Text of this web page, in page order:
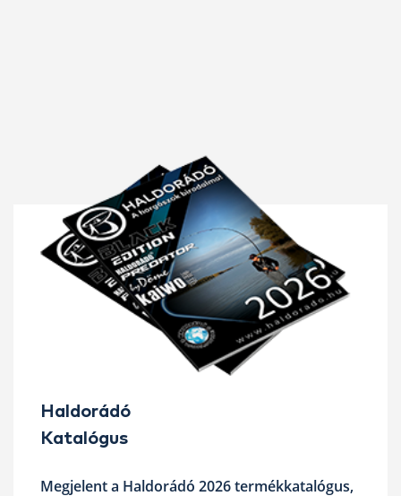
Haldorádó
Katalógus
Megjelent a Haldorádó 2026 termékkatalógus,